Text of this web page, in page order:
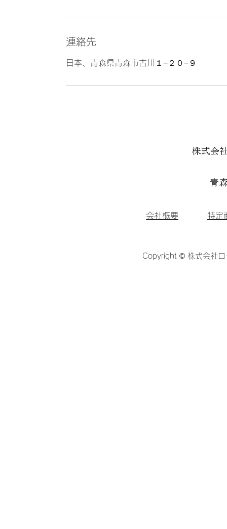
連絡先
日本、青森県青森市古川１−２０−９
株式会
青
会社概要 特定
Copyright © 株式会社